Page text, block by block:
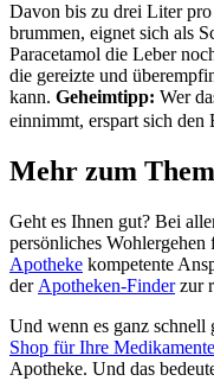
Davon bis zu drei Liter
brummen, eignet sich als
Paracetamol die Leber
die gereizte und
kann. Geheimtipp: Wer
einnimmt, erspart sich den
Mehr zum
Geht es Ihnen gut? Bei
persönliches
Apotheke kompetente
der Apotheken-Finderzur
Und wenn es ganz schnell
Shop für Ihre Medikamente
Apotheke. Und das